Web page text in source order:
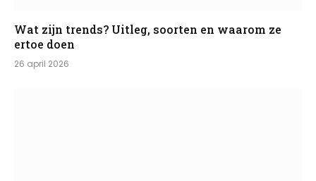
Wat zijn trends? Uitleg, soorten en waarom ze
ertoe doen
26 april 2026